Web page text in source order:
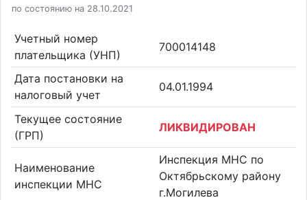
по состоянию на 28.10.2021
Учетный номер
плательщика (УНП)
700014148
Дата постановки на
налоговый учет
04.01.1994
Текущее состояние
(ГРП)
ЛИКВИДИРОВАН
Наименование
инспекции МНС
Инспекция МНС по
Октябрьскому району
г.Могилева